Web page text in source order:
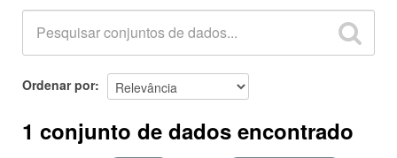
Ordenar por
1 conjunto de dados encontrado